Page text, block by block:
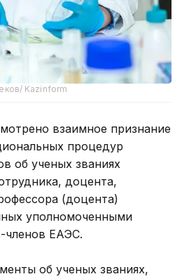
Kazinform
взаимное признание
процедур
об ученых званиях
доцента,
(доцента)
уполномоченными
членов ЕАЭС.
об ученых званиях,